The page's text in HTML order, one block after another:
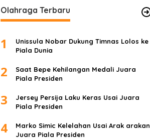
Olahraga Terbaru
1
Unissula Nobar Dukung Timnas Lolos ke
Piala Dunia
2
Saat Bepe Kehilangan Medali Juara
Piala Presiden
3
Jersey Persija Laku Keras Usai Juara
Piala Presiden
4
Marko Simic Kelelahan Usai Arak arakan
Juara Piala Presiden